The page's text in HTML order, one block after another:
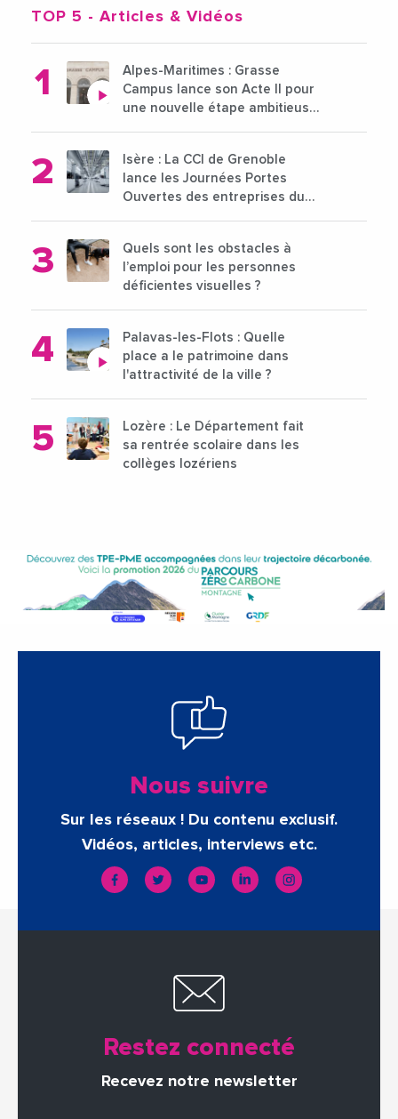
TOP 5 - Articles & Vidéos
Alpes-Maritimes : Grasse
Campus lance son Acte II pour
une nouvelle étape ambitieuse
Isère : La CCI de Grenoble
lance les Journées Portes
Ouvertes des entreprises du
Quels sont les obstacles à
l’emploi pour les personnes
déficientes visuelles ?
Palavas-les-Flots : Quelle
place a le patrimoine dans
l'attractivité de la ville ?
Lozère : Le Département fait
sa rentrée scolaire dans les
collèges lozériens
Nous suivre
Sur les réseaux ! Du contenu exclusif.
Vidéos, articles, interviews etc.
Restez connecté
Recevez notre newsletter